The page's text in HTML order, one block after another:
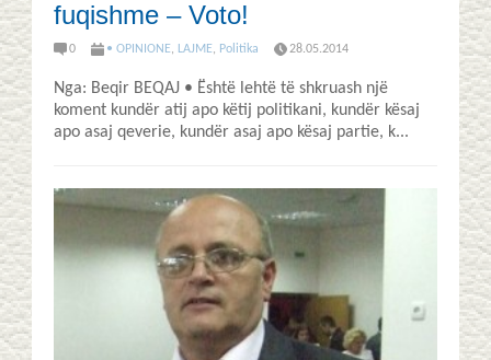
fuqishme – Voto!
0 • OPINIONE, LAJME, Politika 28.05.2014
Nga: Beqir BEQAJ • Është lehtë të shkruash një
koment kundër atij apo këtij politikani, kundër kësaj
apo asaj qeverie, kundër asaj apo kësaj partie, k...